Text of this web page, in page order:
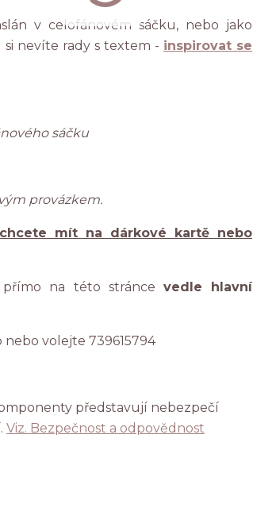
v celofánovém sáčku, nebo jako
si nevíte rady s textem - inspirovat se
sáčku
provázkem.
mít na dárkové kartě nebo
na této stránce vedle hlavní
volejte 739615794
představují nebezpečí
Viz. Bezpečnost a odpovědnost